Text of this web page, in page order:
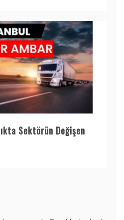
Sektörün Değişen